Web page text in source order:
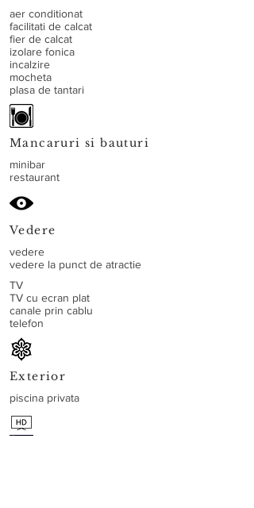
aer conditionat
facilitati de calcat
fier de calcat
izolare fonica
incalzire
mocheta
plasa de tantari
Mancaruri si bauturi
minibar
restaurant
Vedere
vedere
vedere la punct de atractie
TV
TV cu ecran plat
canale prin cablu
telefon
Exterior
piscina privata